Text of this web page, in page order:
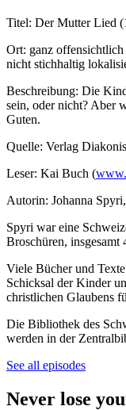
Titel: Der Mutter Lied
Ort: ganz
nicht stichhaltig
Beschreibung: Die
sein, oder nicht? Aber
Guten.
Quelle: Verlag
Leser: Kai Buch (
Autorin: Johanna
Spyri war eine
Broschüren, insgesamt
Viele Bücher und
Schicksal der Kinder
christlichen Glaubens
Die Bibliothek des
werden in der
See all episodes
Never lose